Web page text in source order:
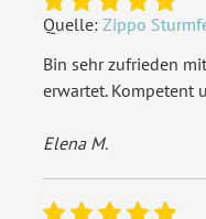
Quelle: Zippo Sturmfeuerzeug
Bin sehr zufrieden
erwartet. Kompetent
Elena M.